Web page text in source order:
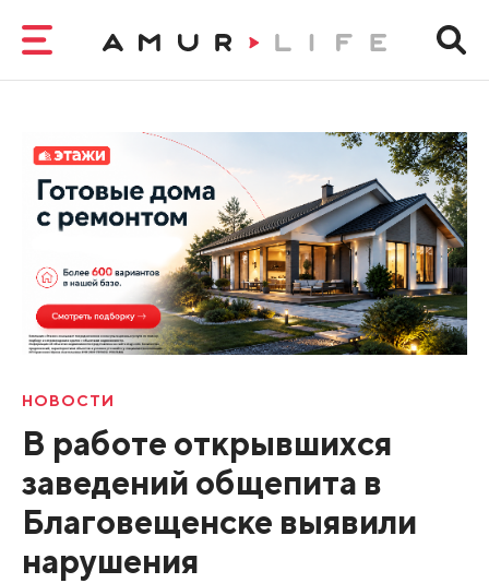
НОВОСТИ
В работе открывшихся
заведений общепита в
Благовещенске выявили
нарушения